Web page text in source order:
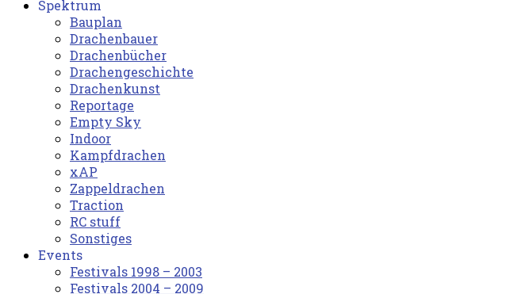
Spektrum
Bauplan
Drachenbauer
Drachenbücher
Drachengeschichte
Drachenkunst
Reportage
Empty Sky
Indoor
Kampfdrachen
xAP
Zappeldrachen
Traction
RC stuff
Sonstiges
Events
Festivals 1998 – 2003
Festivals 2004 – 2009